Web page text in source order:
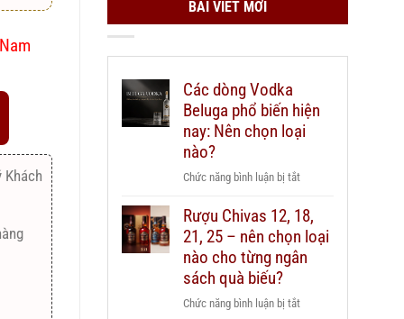
Khách
BÀI VIẾT MỚI
Các dòng Vodka
Beluga phổ biến hiện
nay: Nên chọn loại
nào?
Chức năng bình luận bị tắtở
dòng
Vodka
Beluga
hiện
Rượu Chivas 12, 18,
21, 25 – nên chọn loại
nào cho từng ngân
sách quà biếu?
Chức năng bình luận bị tắtở